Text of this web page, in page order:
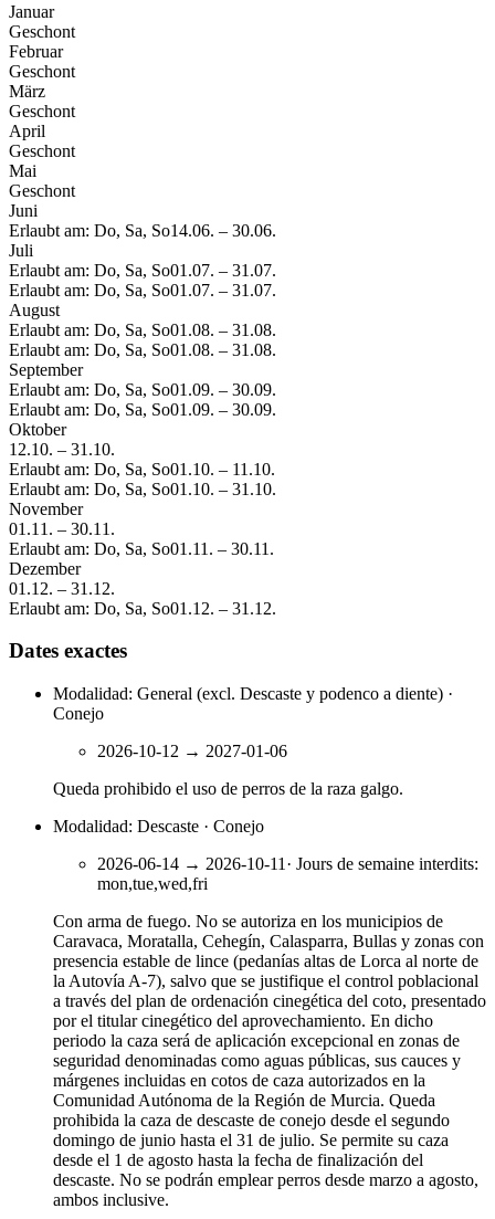
Januar
Geschont
Februar
Geschont
März
Geschont
April
Geschont
Mai
Geschont
Juni
Erlaubt am: Do, Sa, So14.06. – 30.06.
Juli
Erlaubt am: Do, Sa, So01.07. – 31.07.
Erlaubt am: Do, Sa, So01.07. – 31.07.
August
Erlaubt am: Do, Sa, So01.08. – 31.08.
Erlaubt am: Do, Sa, So01.08. – 31.08.
September
Erlaubt am: Do, Sa, So01.09. – 30.09.
Erlaubt am: Do, Sa, So01.09. – 30.09.
Oktober
12.10. – 31.10.
Erlaubt am: Do, Sa, So01.10. – 11.10.
Erlaubt am: Do, Sa, So01.10. – 31.10.
November
01.11. – 30.11.
Erlaubt am: Do, Sa, So01.11. – 30.11.
Dezember
01.12. – 31.12.
Erlaubt am: Do, Sa, So01.12. – 31.12.
Dates exactes
Modalidad: General (excl. Descaste y podenco a diente) ·
Conejo
2026-10-12 → 2027-01-06
Queda prohibido el uso de perros de la raza galgo.
Modalidad: Descaste · Conejo
2026-06-14 → 2026-10-11 · Jours de semaine interdits:
mon,tue,wed,fri
Con arma de fuego. No se autoriza en los municipios de
Caravaca, Moratalla, Cehegín, Calasparra, Bullas y zonas con
presencia estable de lince (pedanías altas de Lorca al norte de
la Autovía A-7), salvo que se justifique el control poblacional
a través del plan de ordenación cinegética del coto, presentado
por el titular cinegético del aprovechamiento. En dicho
periodo la caza será de aplicación excepcional en zonas de
seguridad denominadas como aguas públicas, sus cauces y
márgenes incluidas en cotos de caza autorizados en la
Comunidad Autónoma de la Región de Murcia. Queda
prohibida la caza de descaste de conejo desde el segundo
domingo de junio hasta el 31 de julio. Se permite su caza
desde el 1 de agosto hasta la fecha de finalización del
descaste. No se podrán emplear perros desde marzo a agosto,
ambos inclusive.